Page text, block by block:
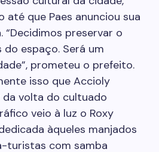
até que Paes anunciou sua
preservar o
espaço. Será um
prometeu o prefeito.
isso que Accioly
da volta do cultuado
veio à luz o Roxy
àqueles manjados
turistas com samba